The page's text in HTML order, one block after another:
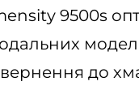
9500s
до